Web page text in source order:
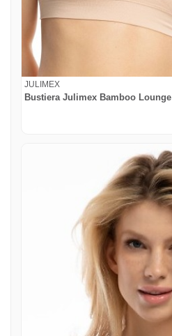
JULIMEX
Bustiera Julimex Bamboo Lounge